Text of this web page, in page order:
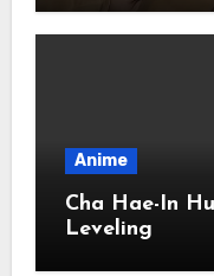
Anime
Cha Hae-In
Leveling